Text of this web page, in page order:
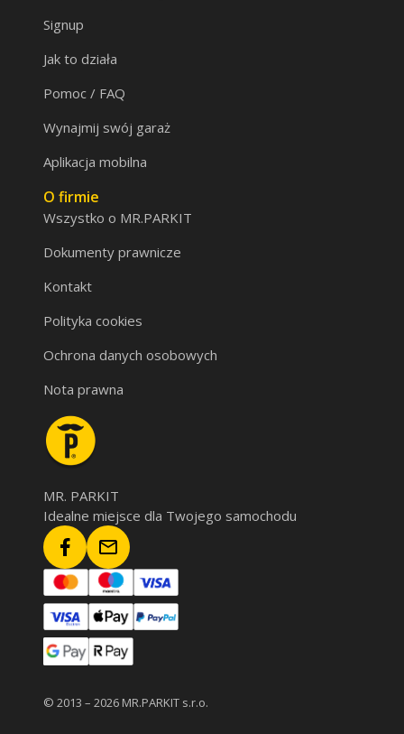
Signup
Jak to działa
Pomoc / FAQ
Wynajmij swój garaż
Aplikacja mobilna
O firmie
Wszystko o MR.PARKIT
Dokumenty prawnicze
Kontakt
Polityka cookies
Ochrona danych osobowych
Nota prawna
MR. PARKIT
Idealne miejsce dla Twojego samochodu
© 2013 – 2026 MR.PARKIT s.r.o.